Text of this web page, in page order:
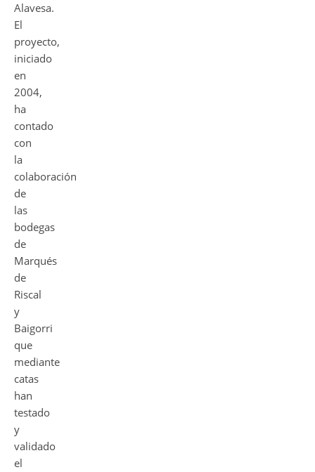
Alavesa.
El
proyecto,
iniciado
en
2004,
ha
contado
con
la
colaboración
de
las
bodegas
de
Marqués
de
Riscal
y
Baigorri
que
mediante
catas
han
testado
y
validado
el